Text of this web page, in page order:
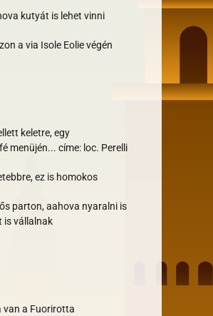
kutyát is lehet vinni
a via Isole Eolie végén
keletre, egy
menüjén... címe: loc. Perelli
ez is homokos
parton, aahova nyaralni is
is vállalnak
van a Fuorirotta